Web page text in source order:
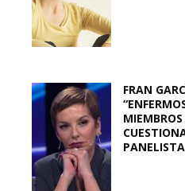
FRAN
PANELISTA